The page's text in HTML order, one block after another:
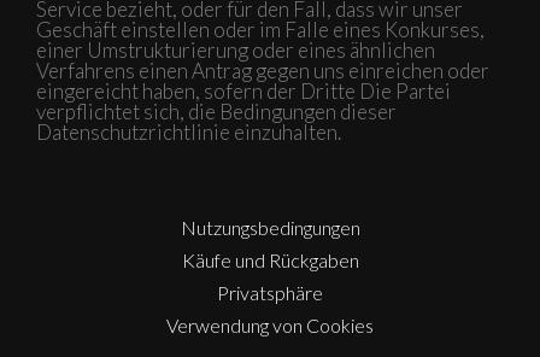
Service bezieht, oder für den Fall, dass wir unser
Geschäft einstellen oder im Falle eines Konkurses,
einer Umstrukturierung oder eines ähnlichen
Verfahrens einen Antrag gegen uns einreichen oder
eingereicht haben, sofern der Dritte Die Partei
verpflichtet sich, die Bedingungen dieser
Datenschutzrichtlinie einzuhalten.
Nutzungsbedingungen
Käufe und Rückgaben
Privatsphäre
Verwendung von Cookies